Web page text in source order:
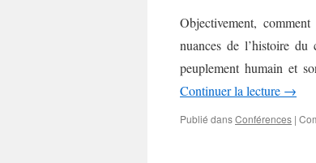
Objectivement,
nuances de l’histoire
peuplement humain et
Continuer la lecture →
Publié dansConférences |